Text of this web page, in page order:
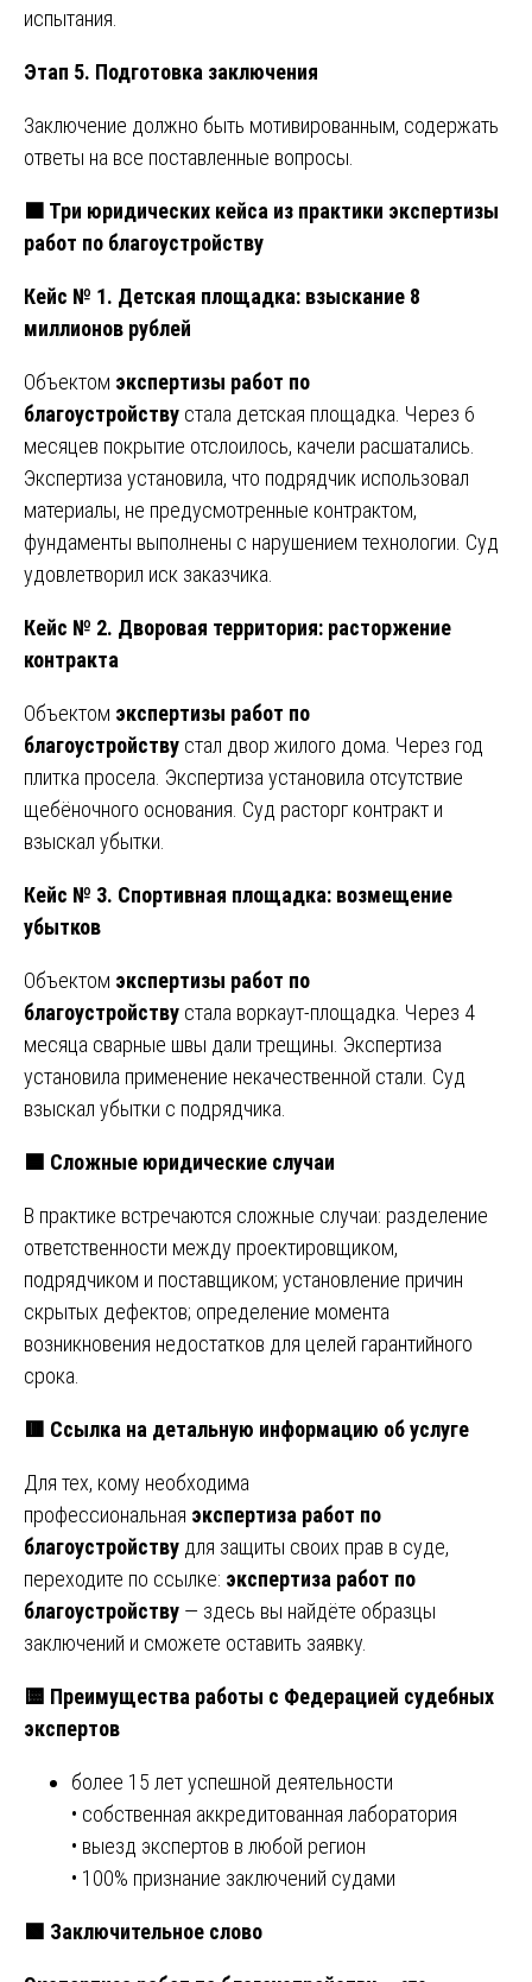
испытания.
Этап 5. Подготовка заключения
Заключение должно быть мотивированным, содержать
ответы на все поставленные вопросы.
🟧 Три юридических кейса из практики экспертизы
работ по благоустройству
Кейс № 1. Детская площадка: взыскание 8
миллионов рублей
Объектом экспертизы работ по
благоустройству стала детская площадка. Через 6
месяцев покрытие отслоилось, качели расшатались.
Экспертиза установила, что подрядчик использовал
материалы, не предусмотренные контрактом,
фундаменты выполнены с нарушением технологии. Суд
удовлетворил иск заказчика.
Кейс № 2. Дворовая территория: расторжение
контракта
Объектом экспертизы работ по
благоустройству стал двор жилого дома. Через год
плитка просела. Экспертиза установила отсутствие
щебёночного основания. Суд расторг контракт и
взыскал убытки.
Кейс № 3. Спортивная площадка: возмещение
убытков
Объектом экспертизы работ по
благоустройству стала воркаут-площадка. Через 4
месяца сварные швы дали трещины. Экспертиза
установила применение некачественной стали. Суд
взыскал убытки с подрядчика.
🟦 Сложные юридические случаи
В практике встречаются сложные случаи: разделение
ответственности между проектировщиком,
подрядчиком и поставщиком; установление причин
скрытых дефектов; определение момента
возникновения недостатков для целей гарантийного
срока.
🟥 Ссылка на детальную информацию об услуге
Для тех, кому необходима
профессиональная экспертиза работ по
благоустройству для защиты своих прав в суде,
переходите по ссылке: экспертиза работ по
благоустройству — здесь вы найдёте образцы
заключений и сможете оставить заявку.
🟨 Преимущества работы с Федерацией судебных
экспертов
более 15 лет успешной деятельности
• собственная аккредитованная лаборатория
• выезд экспертов в любой регион
• 100% признание заключений судами
🟩 Заключительное слово